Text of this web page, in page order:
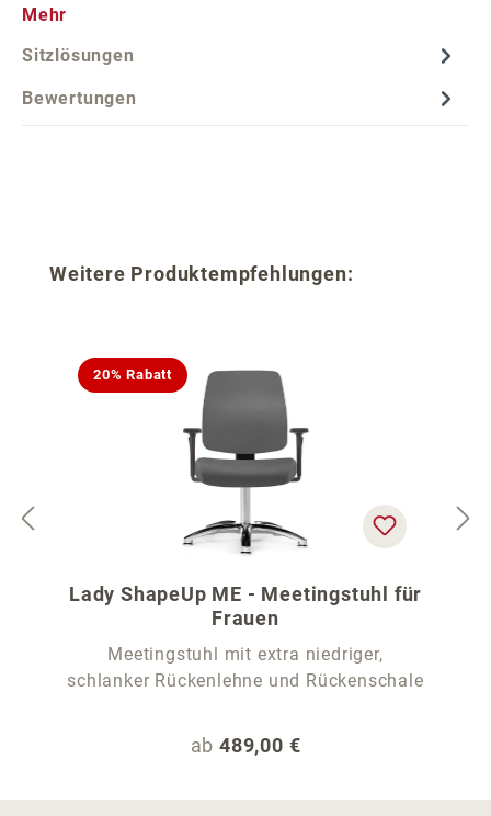
Mehr
Sitzlösungen
Bewertungen
Produktgalerie überspringen
Weitere Produktempfehlungen:
20% Rabatt
Lady ShapeUp ME - Meetingstuhl für
Frauen
Meetingstuhl mit extra niedriger,
schlanker Rückenlehne und Rückenschale
Regulärer Preis:
ab 489,00 €